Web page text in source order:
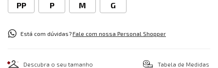
PP P M G
Está com dúvidas?Fale com nossa Personal Shopper
Descubra o seu tamanho Tabela de Medidas